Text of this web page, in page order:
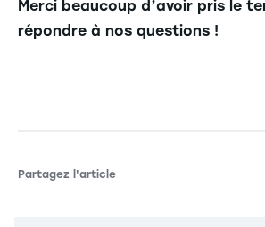
Merci beaucoup d’avoir pris le
répondre à nos questions !
Partagez l'article